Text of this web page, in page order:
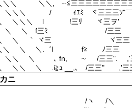
カニ